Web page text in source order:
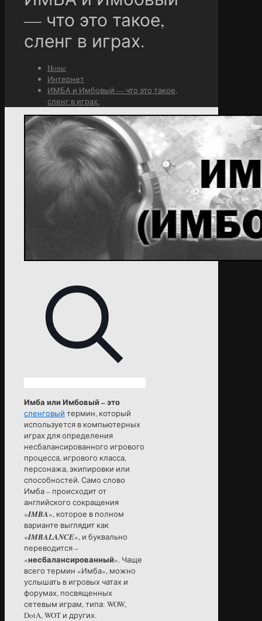
— что это такое,
сленг в играх.
Home
Интернет
ИМБА и Имбовый — что это такое,
сленг в играх.
Имба или Имбовый – это
сленговый термин, который
используется в компьютерных
играх для определения
несбалансированного игрового
процесса, игрового класса,
персонажа, экипировки или
способностей. Само слово
Имба – происходит от
английского сокращения
«IMBA», которое в полном
варианте выглядит как
«IMBALANCE», и буквально
переводится –
«несбалансированный». Чаще
всего термин «Имба», можно
услышать в игровых чатах и
форумах, посвященных
сетевым играм, типа: WOW,
DotA, WOT и других.